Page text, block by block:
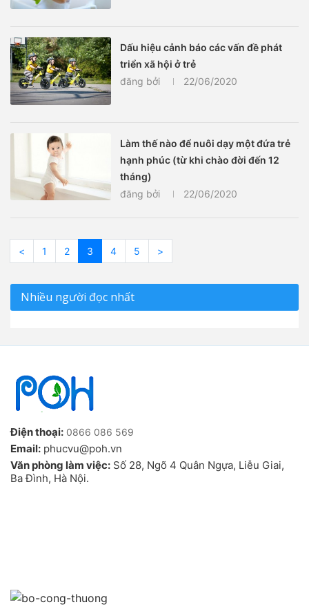
Dấu hiệu cảnh báo các vấn đề phát
triển xã hội ở trẻ
đăng bởi
22/06/2020
Làm thế nào để nuôi dạy một đứa trẻ
hạnh phúc (từ khi chào đời đến 12
tháng)
đăng bởi
22/06/2020
< 1 2 3 4 5 >
Nhiều người đọc nhất
Điện thoại: 0866 086 569
Email: phucvu@poh.vn
Văn phòng làm việc: Số 28, Ngõ 4 Quân Ngựa, Liễu Giai,
Ba Đình, Hà Nội.